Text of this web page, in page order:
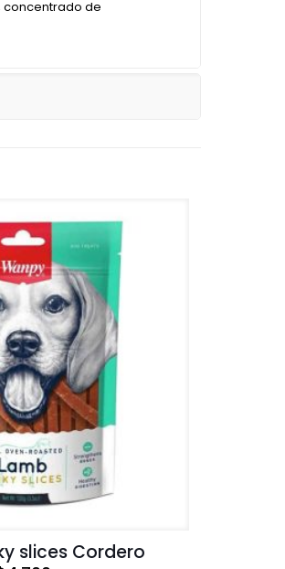
concentrado de
slices Cordero